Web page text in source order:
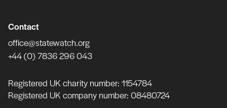
Contact
office@statewatch.org
+44 (0) 7836 296 043
Registered UK charity number: 1154784
Registered UK company number: 08480724